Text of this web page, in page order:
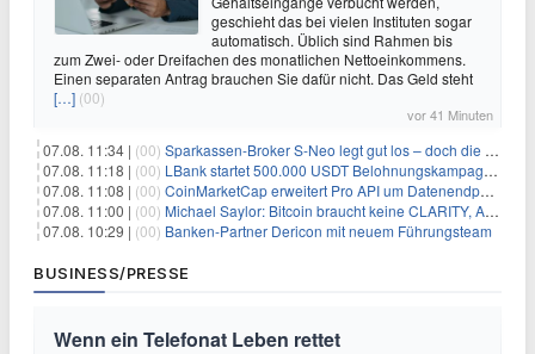
geschieht das bei vielen Instituten sogar
automatisch. Üblich sind Rahmen bis
zum Zwei- oder Dreifachen des monatlichen Nettoeinkommens.
Einen separaten Antrag brauchen Sie dafür nicht. Das Geld steht
[…] (00)
vor 41 Minuten
07.08. 11:34 | (00) Sparkassen-Broker S-Neo legt gut los – doch die Schwachstellen bleiben
07.08. 11:18 | (00) LBank startet 500.000 USDT Belohnungskampagne mit Pudgy Penguins
07.08. 11:08 | (00) CoinMarketCap erweitert Pro API um Datenendpunkte für reale Vermögenswerte
07.08. 11:00 | (00) Michael Saylor: Bitcoin braucht keine CLARITY, Amerika schon
07.08. 10:29 | (00) Banken-Partner Dericon mit neuem Führungsteam
BUSINESS/PRESSE
Wenn ein Telefonat Leben rettet